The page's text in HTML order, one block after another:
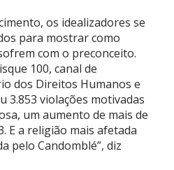
os idealizadores se
para mostrar como
com o preconceito.
100, canal de
dos Direitos Humanos e
3.853 violações motivadas
um aumento de mais de
E a religião mais afetada
pelo Candomblé”, diz